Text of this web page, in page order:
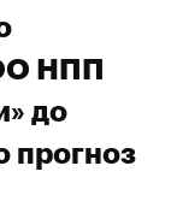
НПП
до
прогноз